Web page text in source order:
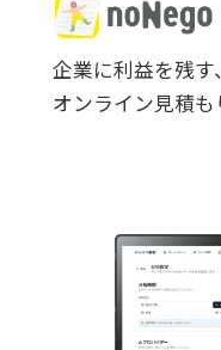
企業に利益を残す
オンライン見積